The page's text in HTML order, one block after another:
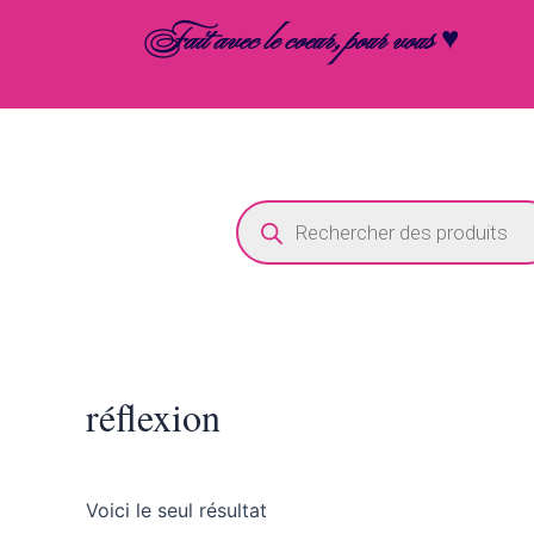
Fait avec le coeur, pour vous ♥
Recherche
de
produits
réflexion
Voici le seul résultat